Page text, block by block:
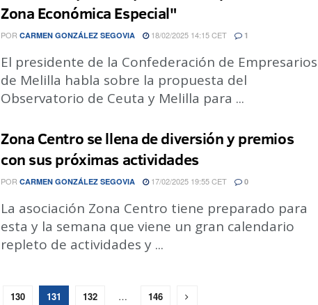
Zona Económica Especial"
POR CARMEN GONZÁLEZ SEGOVIA 18/02/2025 14:15 CET 1
El presidente de la Confederación de Empresarios
de Melilla habla sobre la propuesta del
Observatorio de Ceuta y Melilla para ...
Zona Centro se llena de diversión y premios
con sus próximas actividades
POR CARMEN GONZÁLEZ SEGOVIA 17/02/2025 19:55 CET 0
La asociación Zona Centro tiene preparado para
esta y la semana que viene un gran calendario
repleto de actividades y ...
130 131 132 … 146